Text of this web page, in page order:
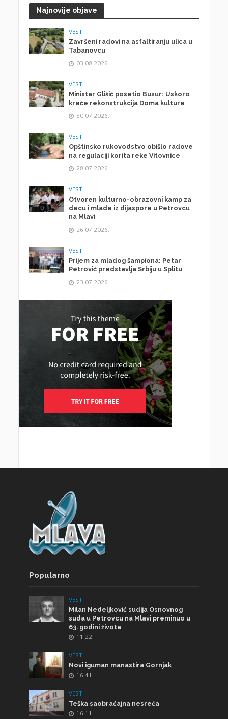
Najnovije objave
VESTI
Završeni radovi na asfaltiranju ulica u
Tabanovcu
03.08.2026.
VESTI
Ministar Glišić posetio Busur: Uskoro
kreće rekonstrukcija Doma kulture
30.07.2026.
VESTI
Opštinsko rukovodstvo obišlo radove
na regulaciji korita reke Vitovnice
28.07.2026.
VESTI
Otvoren kulturno-obrazovni kamp za
decu i mlade iz dijaspore u Petrovcu
na Mlavi
26.07.2026.
VESTI
Prijem za mladog šampiona: Petar
Petrović predstavlja Srbiju u Splitu
23.07.2026.
Popularno
VESTI
Milan Nedeljković sudija Osnovnog
suda u Petrovcu na Mlavi preminuo u
63. godini života
11:22
VESTI
Novi iguman manastira Gornjak
16:41
VESTI
Teška saobraćajna nesreća
16:11